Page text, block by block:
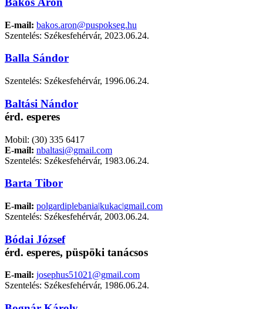
E-mail: bakos.aron@puspokseg.hu
Szentelés: Székesfehérvár, 2023.06.24.
Balla Sándor
Szentelés: Székesfehérvár, 1996.06.24.
Baltási Nándor
érd. esperes
Mobil: (30) 335 6417
E-mail: nbaltasi@gmail.com
Szentelés: Székesfehérvár, 1983.06.24.
Barta Tibor
E-mail: polgardiplebania|kukac|gmail.com
Szentelés: Székesfehérvár, 2003.06.24.
Bódai József
érd. esperes, püspöki tanácsos
E-mail: josephus51021@gmail.com
Szentelés: Székesfehérvár, 1986.06.24.